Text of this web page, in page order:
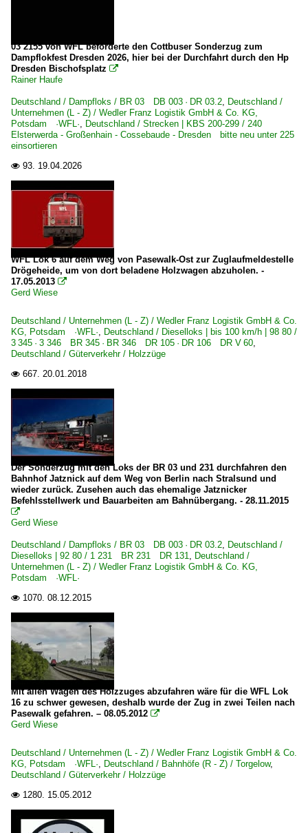
03 2155 von WFL beförderte den Cottbuser Sonderzug zum
Dampflokfest Dresden 2026, hier bei der Durchfahrt durch den Hp
Dresden Bischofsplatz 
Rainer Haufe
Deutschland / Dampfloks / BR 03 DB 003 · DR 03.2, Deutschland /
Unternehmen (L - Z) / Wedler Franz Logistik GmbH & Co. KG,
Potsdam ·WFL·, Deutschland / Strecken | KBS 200-299 / 240
Elsterwerda - Großenhain - Cossebaude - Dresden bitte neu unter 225
einsortieren
 93. 19.04.2026
WFL Lok 6 auf dem Weg von Pasewalk-Ost zur Zuglaufmeldestelle
Drögeheide, um von dort beladene Holzwagen abzuholen. -
17.05.2013 
Gerd Wiese
Deutschland / Unternehmen (L - Z) / Wedler Franz Logistik GmbH & Co.
KG, Potsdam ·WFL·, Deutschland / Dieselloks | bis 100 km/h | 98 80 /
3 345 · 3 346 BR 345 · BR 346 DR 105 · DR 106 DR V 60,
Deutschland / Güterverkehr / Holzzüge
 667. 20.01.2018
Der Sonderzug mit den Loks der BR 03 und 231 durchfahren den
Bahnhof Jatznick auf dem Weg von Berlin nach Stralsund und
wieder zurück. Zusehen auch das ehemalige Jatznicker
Befehlsstellwerk und Bauarbeiten am Bahnübergang. - 28.11.2015

Gerd Wiese
Deutschland / Dampfloks / BR 03 DB 003 · DR 03.2, Deutschland /
Dieselloks | 92 80 / 1 231 BR 231 DR 131, Deutschland /
Unternehmen (L - Z) / Wedler Franz Logistik GmbH & Co. KG,
Potsdam ·WFL·
 1070. 08.12.2015
Mit allen Wagen des Holzzuges abzufahren wäre für die WFL Lok
16 zu schwer gewesen, deshalb wurde der Zug in zwei Teilen nach
Pasewalk gefahren. – 08.05.2012 
Gerd Wiese
Deutschland / Unternehmen (L - Z) / Wedler Franz Logistik GmbH & Co.
KG, Potsdam ·WFL·, Deutschland / Bahnhöfe (R - Z) / Torgelow,
Deutschland / Güterverkehr / Holzzüge
 1280. 15.05.2012